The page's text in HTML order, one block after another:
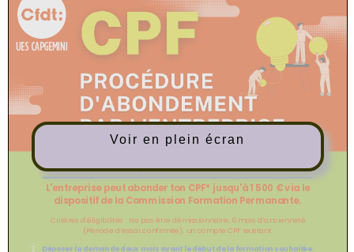
Voir en plein écran